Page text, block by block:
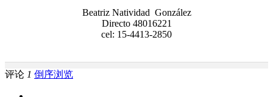
Beatriz Natividad González
Directo 48016221
cel: 15-4413-2850
评论 1 倒序浏览